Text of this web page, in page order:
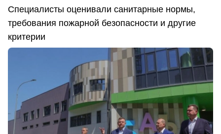
Специалисты оценивали санитарные нормы,
требования пожарной безопасности и другие
критерии